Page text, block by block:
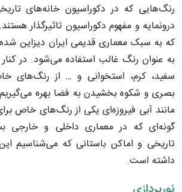
رنگ‌هایی که در دکوراسیون خانه‌های
درونمایه و مفهوم دکوراسیون تاثیرگذار
که به سبک معماری قدیمی ایران دیزاین
به عنوان رنگ غالب استفاده می‌شود. در
سفید، کرم، استخوانی و … از رنگ‌های
بصری و شکوه بخشیدن به فضا بهره
مانند آبی فیروزه‌ای یکی از رنگ‌های خاص
گونه‌ای که در معماری داخلی و خارجی
تاریخی و اماکن باستانی که می‌شناسیم این
داشته است.